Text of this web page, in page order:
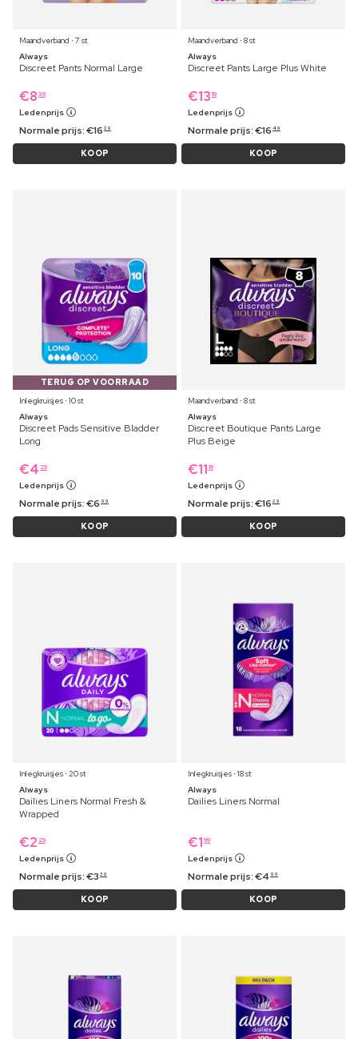
Maandverband ⋅ 7 st
Always
Discreet Pants Normal Large
€8 39
Ledenprijs
Normale prijs:€16 29
KOOP
Maandverband ⋅ 8 st
Always
Discreet Pants Large Plus White
€13 19
Ledenprijs
Normale prijs:€16 49
KOOP
TERUG OP VOORRAAD
Inlegkruisjes ⋅ 10 st
Always
Discreet Pads Sensitive Bladder
Long
€4 29
Ledenprijs
Normale prijs:€6 99
KOOP
Maandverband ⋅ 8 st
Always
Discreet Boutique Pants Large
Plus Beige
€11 19
Ledenprijs
Normale prijs:€16 29
KOOP
Inlegkruisjes ⋅ 20 st
Always
Dailies Liners Normal Fresh &
Wrapped
€2 29
Ledenprijs
Normale prijs:€3 39
KOOP
Inlegkruisjes ⋅ 18 st
Always
Dailies Liners Normal
€1 99
Ledenprijs
Normale prijs:€4 99
KOOP